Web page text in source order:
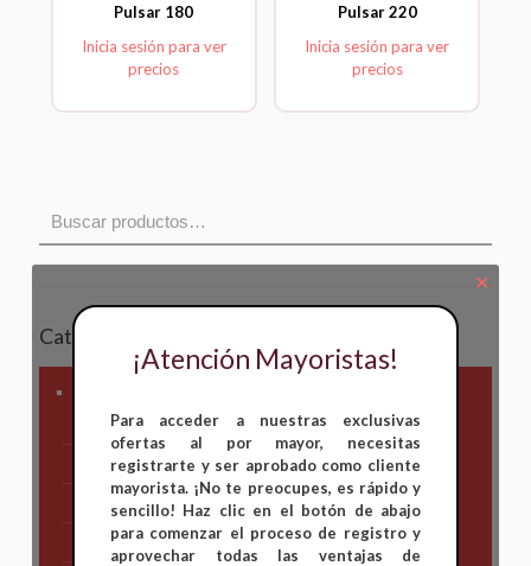
Pulsar 180
Inicia sesión para ver
precios
Pulsar 220
Inicia sesión para ver
precios
Categorías
Otros
Kymco
Bajaj
✕
¡Atención Mayoristas!
Para acceder a nuestras exclusivas
ofertas al por mayor, necesitas
registrarte y ser aprobado como cliente
mayorista. ¡No te preocupes, es rápido y
sencillo! Haz clic en el botón de abajo
para comenzar el proceso de registro y
aprovechar todas las ventajas de